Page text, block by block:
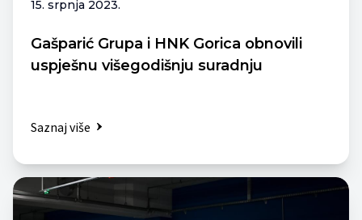
15. srpnja 2023.
Gašparić Grupa i HNK Gorica obnovili
uspješnu višegodišnju suradnju
Saznaj više